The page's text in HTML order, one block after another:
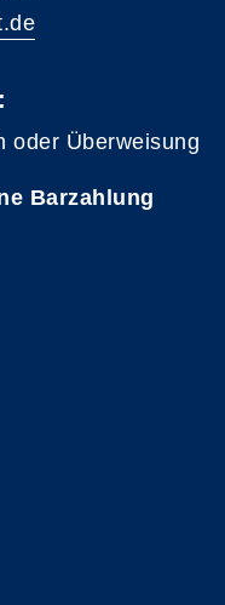
oder Überweisung
Barzahlung